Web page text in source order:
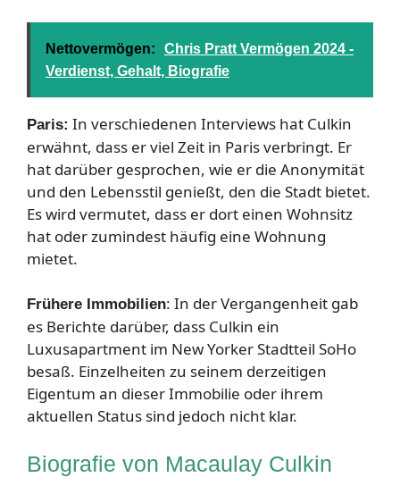
Nettovermögen:
Chris Pratt Vermögen 2024 -
Verdienst, Gehalt, Biografie
Paris: In verschiedenen Interviews hat Culkin
erwähnt, dass er viel Zeit in Paris verbringt. Er
hat darüber gesprochen, wie er die Anonymität
und den Lebensstil genießt, den die Stadt bietet.
Es wird vermutet, dass er dort einen Wohnsitz
hat oder zumindest häufig eine Wohnung
mietet.
Frühere Immobilien: In der Vergangenheit gab
es Berichte darüber, dass Culkin ein
Luxusapartment im New Yorker Stadtteil SoHo
besaß. Einzelheiten zu seinem derzeitigen
Eigentum an dieser Immobilie oder ihrem
aktuellen Status sind jedoch nicht klar.
Biografie von Macaulay Culkin